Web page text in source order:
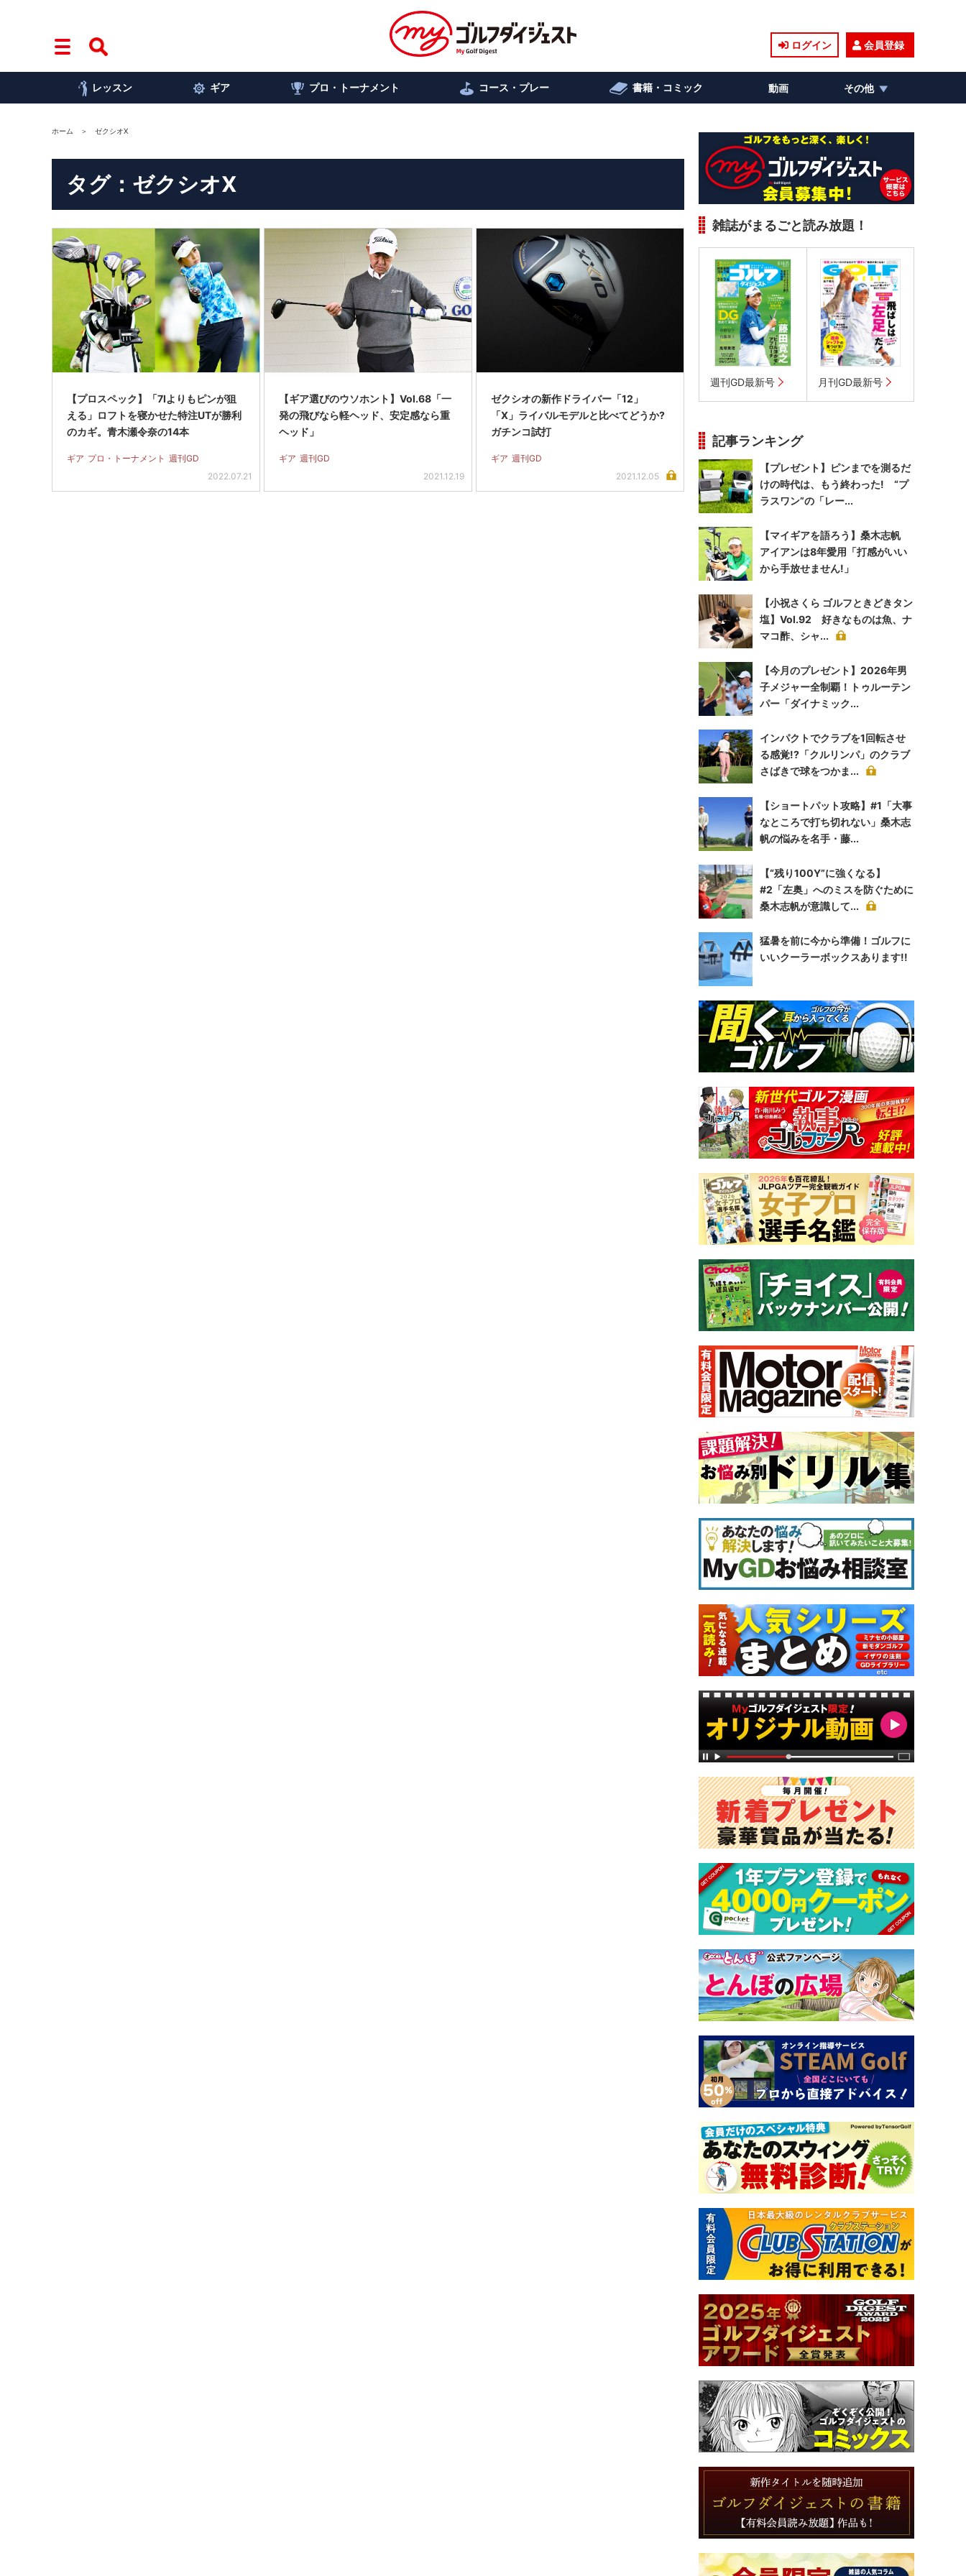
ログイン 会員登録
レッスン ギア プロ・トーナメント コース・プレー 書籍・コミック 動画 その他
ホーム ゼクシオX
タグ：ゼクシオX
【プロスペック】「7Iよりもピンが狙
える」ロフトを寝かせた特注UTが勝利
のカギ。青木瀬令奈の14本
ギア プロ・トーナメント 週刊GD
2022.07.21
【ギア選びのウソホント】Vol.68「一
発の飛びなら軽ヘッド、安定感なら重
ヘッド」
ギア 週刊GD
2021.12.19
ゼクシオの新作ドライバー「12」
「X」ライバルモデルと比べてどうか?
ガチンコ試打
ギア 週刊GD
2021.12.05
雑誌がまるごと読み放題！
週刊GD最新号 月刊GD最新号
記事ランキング
【プレゼント】ピンまでを測るだ
けの時代は、もう終わった! “プ
ラスワン”の「レー...
【マイギアを語ろう】桑木志帆
アイアンは8年愛用「打感がいい
から手放せません!」
【小祝さくら ゴルフときどきタン
塩】Vol.92 好きなものは魚、ナ
マコ酢、シャ...
【今月のプレゼント】2026年男
子メジャー全制覇！トゥルーテン
パー「ダイナミック...
インパクトでクラブを1回転させ
る感覚!?「クルリンパ」のクラブ
さばきで球をつかま...
【ショートパット攻略】#1「大事
なところで打ち切れない」桑木志
帆の悩みを名手・藤...
【“残り100Y”に強くなる】
#2「左奥」へのミスを防ぐために
桑木志帆が意識して...
猛暑を前に今から準備！ゴルフに
いいクーラーボックスあります!!